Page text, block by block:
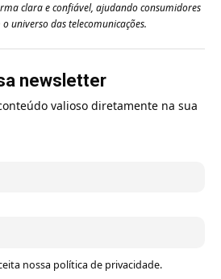
clara e confiável, ajudando consumidores
universo das telecomunicações.
newsletter
valioso diretamente na sua
nossa política de privacidade.